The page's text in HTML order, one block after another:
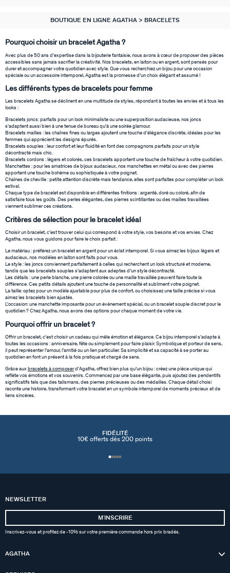
BOUTIQUE EN LIGNE AGATHA BRACELETS
Pourquoi choisir un bracelet Agatha ?
Avec plus de 50 ans d'expertise dans la bijouterie fantaisie, nous avons à cœur de proposer des pièces
accessibles sans jamais sacrifier la créativité. Nos bracelets, en laiton ou en argent, sont pensés pour
durer et accompagner votre quotidien avec style. Que vous recherchiez un bijou pour une occasion
spéciale ou un accessoire intemporel, Agatha est la promesse d’un choix élégant et assumé !
Les différents types de bracelets pour femme
Les bracelets Agatha se déclinent en une multitude de styles, répondant à toutes les envies et à tous les
looks :
Bracelets joncs: parfaits pour un look minimaliste ou une superposition audacieuse, nos joncs
s'adaptent aussi bien à une tenue de bureau qu'à une soirée glamour.
Bracelets mailles : les chaînes fines ou larges ajoutent une touche d’élégance discrète, idéales pour les
femmes qui apprécient les designs épurés.
Bracelets souples : leur confort et leur fluidité en font des compagnons parfaits pour un style
décontracté mais chic.
Bracelets cordons : légers et colorés, ces bracelets apportent une touche de fraîcheur à votre quotidien.
Manchettes : pour les amatrices de bijoux audacieux, nos manchettes en métal ou avec des pierres
apportent une touche bohème ou sophistiquée à votre poignet.
Chaînes de cheville : petite attention discrète mais tendance, elles sont parfaites pour compléter un look
estival.
Chaque type de bracelet est disponible en différentes finitions : argenté, doré ou coloré, afin de
satisfaire tous les goûts. Des perles élégantes, des pierres scintillantes ou des mailles travaillées
viennent sublimer ces créations.
Critères de sélection pour le bracelet idéal
Choisir un bracelet, c’est trouver celui qui correspond à votre style, vos besoins et vos envies. Chez
Agatha, nous vous guidons pour faire le choix parfait :
Le matériau : préférez un bracelet en argent pour un éclat intemporel. Si vous aimez les bijoux légers et
audacieux, nos modèles en laiton sont faits pour vous.
Le style : les joncs conviennent parfaitement à celles qui recherchent un look structuré et moderne,
tandis que les bracelets souples s'adaptent aux adeptes d’un style décontracté.
Les détails : une perle blanche, une pierre colorée ou une maille travaillée peuvent faire toute la
différence. Ces petits détails ajoutent une touche de personnalité et subliment votre poignet.
La taille: optez pour un modèle ajustable pour plus de confort, ou choisissez une taille précise si vous
aimez les bracelets bien ajustés.
L'occasion: une manchette imposante pour un événement spécial, ou un bracelet souple discret pour le
quotidien ? Chez Agatha, nous avons des options pour chaque moment de votre vie.
Pourquoi offrir un bracelet ?
Offrir un bracelet, c’est choisir un cadeau qui mêle émotion et élégance. Ce bijou intemporel s’adapte à
toutes les occasions : anniversaire, fête ou simplement pour faire plaisir. Symbolique et porteur de sens,
il peut représenter l’amour, l’amitié ou un lien particulier. Sa simplicité et sa capacité à se porter au
quotidien en font un présent à la fois pratique et chargé de sens.
Grâce aux bracelets à composerd’Agatha, offrez bien plus qu’un bijou : créez une pièce unique qui
reflète vos émotions et vos souvenirs. Commencez par une base élégante, puis ajoutez des pendentifs
significatifs tels que des talismans, des pierres précieuses ou des médailles. Chaque détail choisi
raconte une histoire, transformant votre bracelet en un symbole intemporel de moments précieux et de
liens sincères.
FIDÉLITÉ
10€ offerts dés 200 points
NEWSLETTER
MʼINSCRIRE
Inscrivez-vous et profitez de -10% sur votre première commande hors prix bradés.
AGATHA